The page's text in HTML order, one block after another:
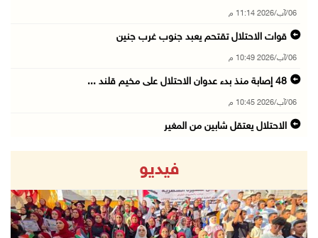
06/آب/2026 11:14 م
قوات الاحتلال تقتحم يعبد جنوب غرب جنين
06/آب/2026 10:49 م
48 إصابة منذ بدء عدوان الاحتلال على مخيم قلند ...
06/آب/2026 10:45 م
الاحتلال يعتقل شابين من المغير
وزير الداخلية يبحث مع مكافحة المخدرات الدولي ...
06/آب/2026 10:01 م
رئيس بلدية الخليل يطلع وفدا أميركيا على تطورا ...
فيديو